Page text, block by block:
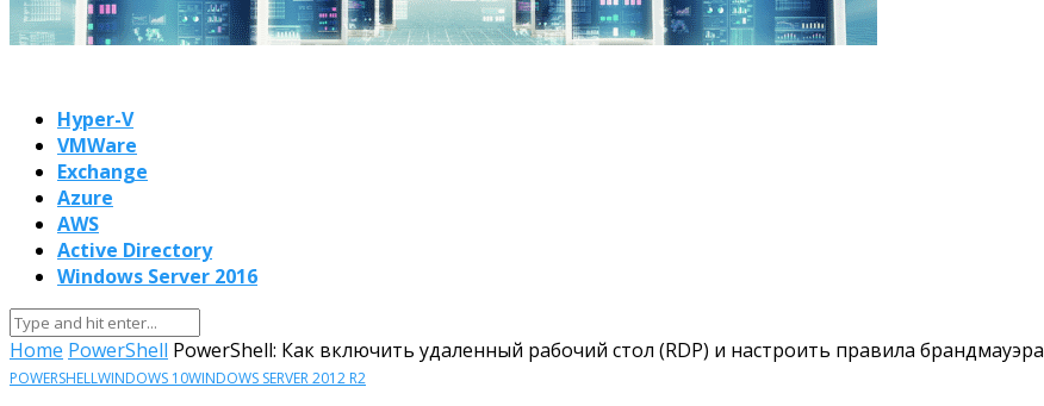
Hyper-V
VMWare
Exchange
Azure
AWS
Active Directory
Windows Server 2016
Home PowerShell PowerShell: Как включить удаленный рабочий стол (RDP) и настроить правила брандмауэра
POWERSHELLWINDOWS 10WINDOWS SERVER 2012 R2